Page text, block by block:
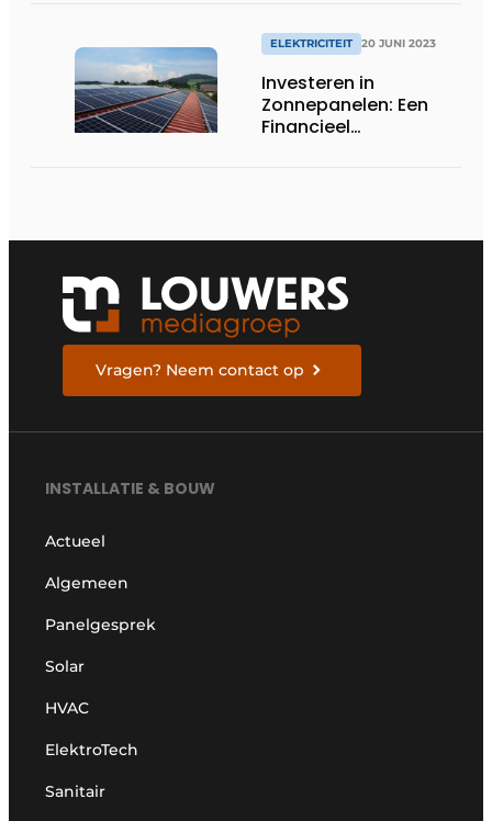
ELEKTRICITEIT 20 JUNI 2023
Investeren in
Zonnepanelen: Een
Financieel
Vragen? Neem contact op
INSTALLATIE & BOUW
Actueel
Algemeen
Panelgesprek
Solar
HVAC
ElektroTech
Sanitair